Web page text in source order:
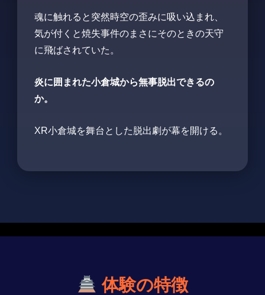
魂に触れると突然時空の歪みに吸い込まれ、
気が付くと焼失事件のまさにそのときの天守
に飛ばされていた。
炎に囲まれた小倉城から無事脱出できるの
か。
XR小倉城を舞台とした脱出劇が幕を開ける。
体験の特徴